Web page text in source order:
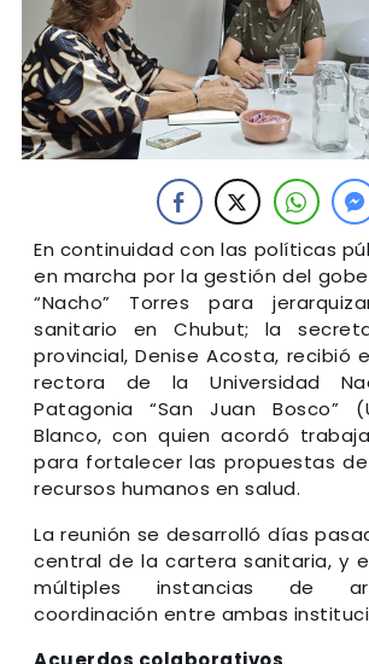
En continuidad con las políticas
en marcha por la gestión del
“Nacho” Torres para
sanitario en Chubut; la
provincial, Denise Acosta, recibió
rectora de la Universidad
Patagonia “San Juan Bosco”
Blanco, con quien acordó
para fortalecer las propuestas
recursos humanos en salud.
La reunión se desarrolló días
central de la cartera sanitaria, y
múltiples instancias de
coordinación entre ambas